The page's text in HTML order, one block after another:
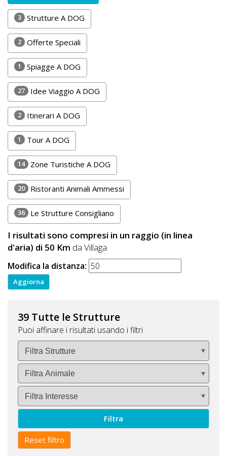
Lavora
con
Noi
Inserisci
Attività
Accedi
Registrati
3 Strutture A DOG
2 Offerte Speciali
1 Spiagge A DOG
27 Idee Viaggio A DOG
2 Itinerari A DOG
1 Tour A DOG
14 Zone Turistiche A DOG
20 Ristoranti Animali Ammessi
36 Le Strutture Consigliano
I risultati sono compresi in un raggio (in linea
d'aria) di 50 Km da Villaga.
Modifica la distanza:
39 Tutte le Strutture
Puoi affinare i risultati usando i filtri
Filtra
Reset filtro